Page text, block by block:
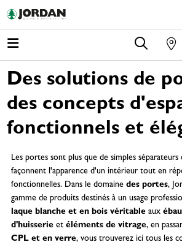
Des solutions de
des concepts
fonctionnels et
Les portes sont plus que de simples séparateurs
façonnent l'apparence d'un intérieur tout en
fonctionnelles. Dans le domaine des portes,
gamme de produits destinés à un usage
laque blanche et en bois véritableaux
d'huisserieet éléments de vitrage, en
CPL et en verre, vous trouverez ici tous les